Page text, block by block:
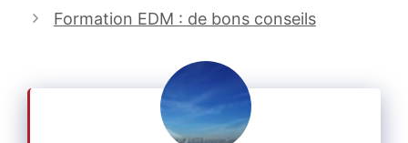
Formation EDM : de bons conseils